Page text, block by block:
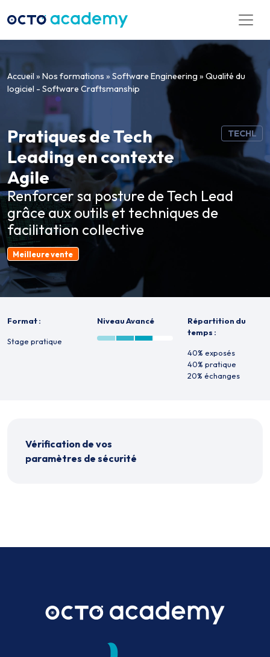
Accueil » Nos formations » Software Engineering » Qualité du
logiciel - Software Craftsmanship
TECHL
Pratiques de Tech
Leading en contexte
Agile
Renforcer sa posture de Tech Lead
grâce aux outils et techniques de
facilitation collective
Meilleure vente
Format :
Stage pratique
Niveau Avancé
Répartition du
temps :
40% exposés
40% pratique
20% échanges
Vérification de vos
paramètres de sécurité